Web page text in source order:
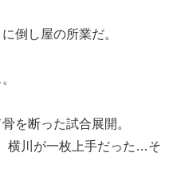
倒し屋の所業だ。
を断った試合展開。
横川が一枚上手だった…そ